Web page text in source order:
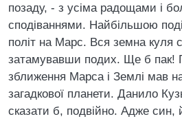
позаду, - з усiма радощами i
сподiваннями. Найбiльшою
полiт на Марс. Вся земна куля
затамувавши подих. Ще б пак!
зближення Марса i Землi мав
загадкової планети. Данило
сказати б, подвiйно. Адже син,